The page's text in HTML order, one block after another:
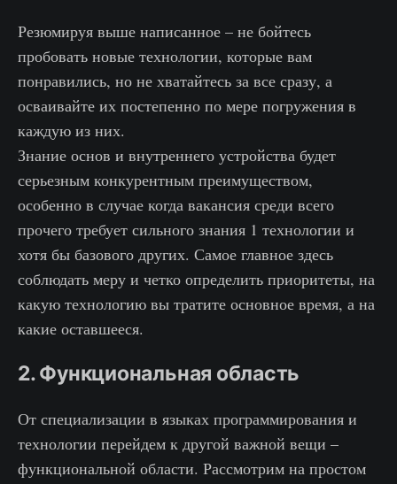
Резюмируя выше написанное – не бойтесь
пробовать новые технологии, которые вам
понравились, но не хватайтесь за все сразу, а
осваивайте их постепенно по мере погружения в
каждую из них.
Знание основ и внутреннего устройства будет
серьезным конкурентным преимуществом,
особенно в случае когда вакансия среди всего
прочего требует сильного знания 1 технологии и
хотя бы базового других. Самое главное здесь
соблюдать меру и четко определить приоритеты, на
какую технологию вы тратите основное время, а на
какие оставшееся.
2. Функциональная область
От специализации в языках программирования и
технологии перейдем к другой важной вещи –
функциональной области. Рассмотрим на простом